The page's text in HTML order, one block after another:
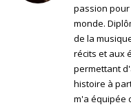
passion
monde.
de la
récits et aux
permettant
histoire à
m'a équipée